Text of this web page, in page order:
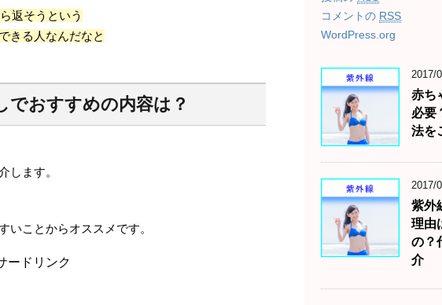
返そうという
きる人なんだなと
でおすすめの内容は？
します。
いことからオススメです。
ードリンク
コメントの RSS
WordPress.org
2017/
赤ち
必要
法を
2017/
紫外
理由
の？
介